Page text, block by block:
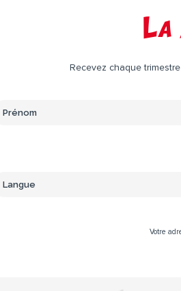
Recevez chaque
Votre